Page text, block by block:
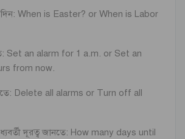
দিন: When is Easter? or When is Labor
Set an alarm for 1 a.m. or Set an
from now.
Delete all alarms or Turn off all
দূরত্ব জানতে: How many days until